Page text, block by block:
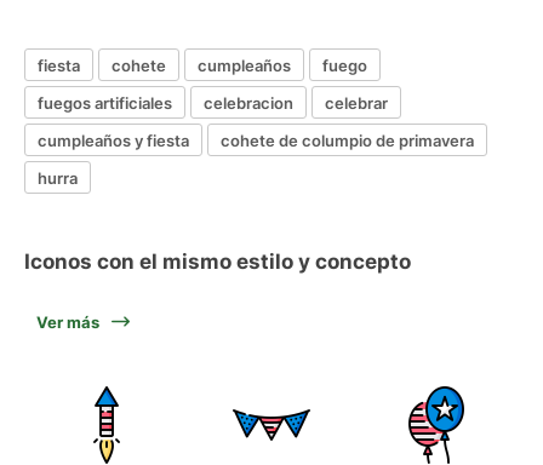
fiesta cohete cumpleaños
fuego
fuegos artificiales
celebracion
celebrar
cumpleaños y fiesta
cohete de columpio de primavera
hurra
Iconos con el mismo estilo y concepto
Ver más